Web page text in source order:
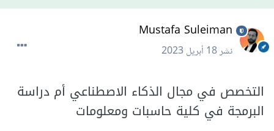
Mustafa Suleiman
نشر18 أبريل 2023
التخصص في مجال الذكاء الاصطناعي أم دراسة
البرمجة في كلية حاسبات ومعلومات